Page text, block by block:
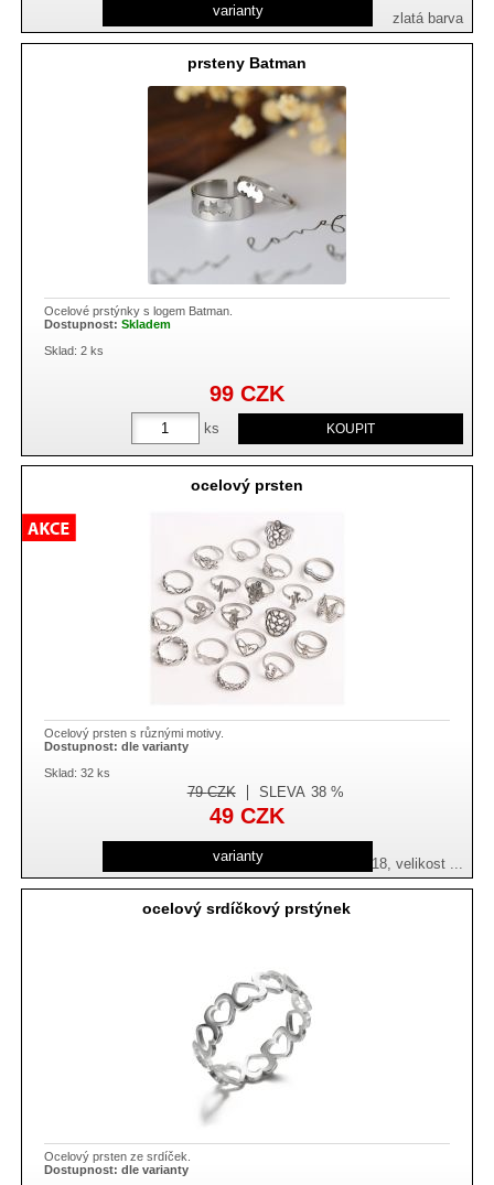
varianty zlatá barva
prsteny Batman
Ocelové prstýnky s logem Batman.
Dostupnost:Skladem
Sklad: 2 ks
ks
99 CZK
ocelový prsten
Ocelový prsten s různými motivy.
Dostupnost:dle varianty
Sklad: 32 ks
varianty
velikost 16, velikost 17, velikost 18, velikost ...
49 CZK
SLEVA 38 %
79CZK
ocelový srdíčkový prstýnek
Ocelový prsten ze srdíček.
Dostupnost:dle varianty